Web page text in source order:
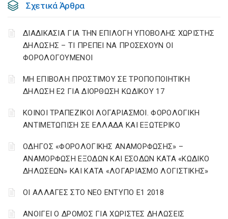
Σχετικά Άρθρα
ΔΙΑΔΙΚΑΣΙΑ ΓΙΑ ΤΗΝ ΕΠΙΛΟΓΗ ΥΠΟΒΟΛΗΣ ΧΩΡΙΣΤΗΣ
ΔΗΛΩΣΗΣ – ΤΙ ΠΡΕΠΕΙ ΝΑ ΠΡΟΣΕΧΟΥΝ ΟΙ
ΦΟΡΟΛΟΓΟΥΜΕΝΟΙ
ΜΗ ΕΠΙΒΟΛΗ ΠΡΟΣΤΙΜΟΥ ΣΕ ΤΡΟΠΟΠΟΙΗΤΙΚΗ
ΔΗΛΩΣΗ Ε2 ΓΙΑ ΔΙΟΡΘΩΣΗ ΚΩΔΙΚΟΥ 17
ΚΟΙΝΟΙ ΤΡΑΠΕΖΙΚΟΙ ΛΟΓΑΡΙΑΣΜΟΙ. ΦΟΡΟΛΟΓΙΚΗ
ΑΝΤΙΜΕΤΩΠΙΣΗ ΣΕ ΕΛΛΑΔΑ ΚΑΙ ΕΞΩΤΕΡΙΚΟ
ΟΔΗΓΟΣ «ΦΟΡΟΛΟΓΙΚΗΣ ΑΝΑΜΟΡΦΩΣΗΣ» –
ΑΝΑΜΟΡΦΩΣΗ ΕΞΟΔΩΝ ΚΑΙ ΕΣΟΔΩΝ ΚΑΤΑ «ΚΩΔΙΚΟ
ΔΗΛΩΣΕΩΝ» ΚΑΙ ΚΑΤΑ «ΛΟΓΑΡΙΑΣΜΟ ΛΟΓΙΣΤΙΚΗΣ»
ΟΙ ΑΛΛΑΓΕΣ ΣΤΟ ΝΕΟ ΕΝΤΥΠΟ Ε1 2018
ΑΝΟΙΓΕΙ Ο ΔΡΟΜΟΣ ΓΙΑ ΧΩΡΙΣΤΕΣ ΔΗΛΩΣΕΙΣ